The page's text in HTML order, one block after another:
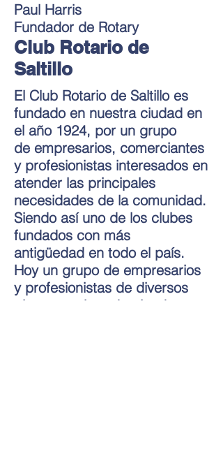
Paul Harris
Fundador de Rotary
Club Rotario de
Saltillo
El Club Rotario de Saltillo es
fundado en nuestra ciudad en
el año 1924, por un grupo
de empresarios, comerciantes
y profesionistas interesados en
atender las principales
necesidades de la comunidad.
Siendo así uno de los clubes
fundados con más
antigüedad en todo el país.
Hoy un grupo de empresarios
y profesionistas de diversos
giros, seguimos haciendo